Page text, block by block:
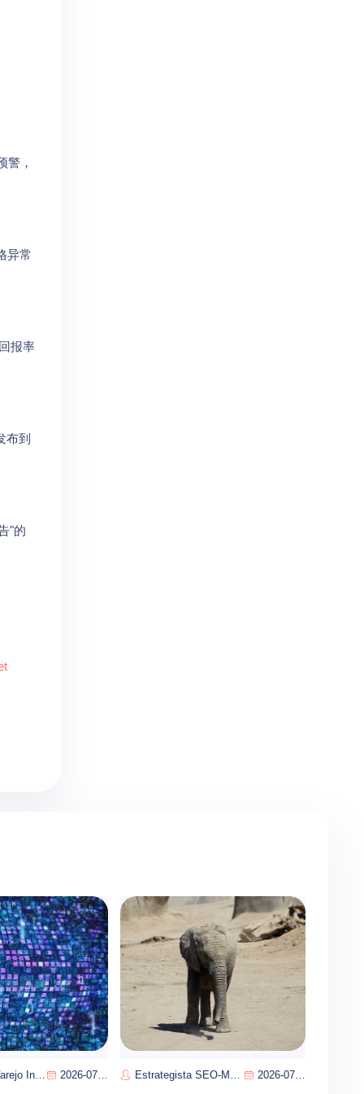
警，
异常
报率
布到
"的
Pedro Almeida 2026-07-21 Estrategista SEO-Manuel Pereira 2026-07-12